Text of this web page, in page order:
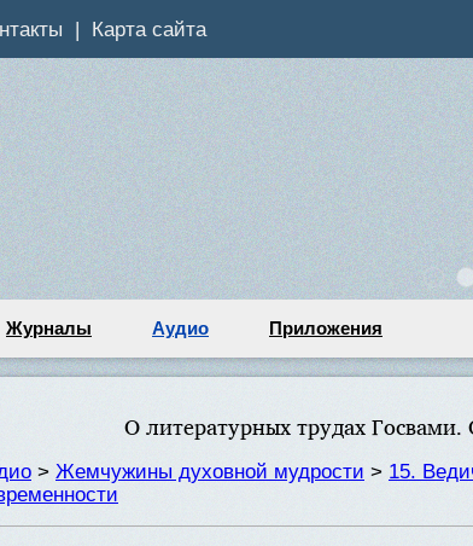
Карта сайта
Журналы Аудио Приложения
О литературных трудах Госвами.
> Жемчужины духовной мудрости > 15.